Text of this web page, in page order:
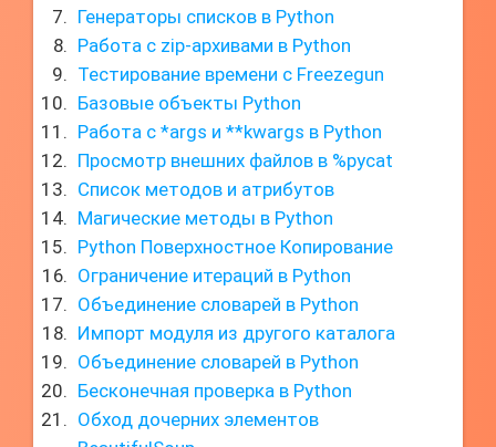
Генераторы списков в Python
Работа с zip-архивами в Python
Тестирование времени с Freezegun
Базовые объекты Python
Работа с *args и **kwargs в Python
Просмотр внешних файлов в %pycat
Список методов и атрибутов
Магические методы в Python
Python Поверхностное Копирование
Ограничение итераций в Python
Объединение словарей в Python
Импорт модуля из другого каталога
Объединение словарей в Python
Бесконечная проверка в Python
Обход дочерних элементов